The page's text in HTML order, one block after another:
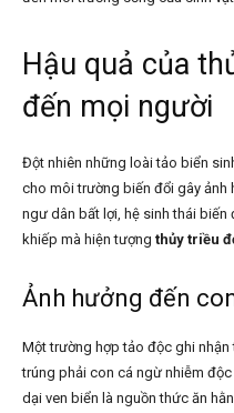
Hậu quả của
đến mọi người
Đột nhiên những loài tảo biển
cho môi trường biến đổi gây ảnh
ngư dân bất lợi, hệ sinh thái biến
khiếp mà hiện tượng thủy triều
Ảnh hưởng đến
Một trường hợp tảo độc ghi
trúng phải con cá ngừ nhiễm
dại ven biển là nguồn thức ăn